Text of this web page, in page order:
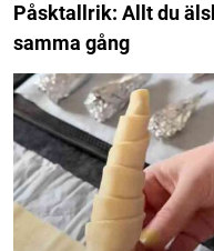
Påsktallrik: Allt du
samma gång